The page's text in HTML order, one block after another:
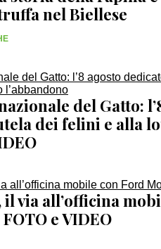
nel Biellese
del Gatto:
dei felini e alla
il via all’officina
e VIDEO